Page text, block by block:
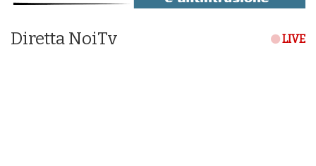
Diretta NoiTv LIVE